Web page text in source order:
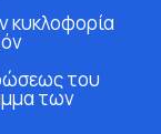
κυκλοφορία
του
των